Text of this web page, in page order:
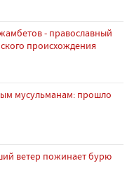
- православный
происхождения
мусульманам: прошло
ветер пожинает бурю